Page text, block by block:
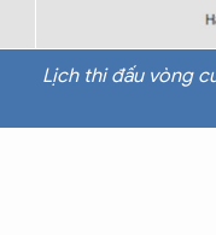
Lịch thi đấu vòng